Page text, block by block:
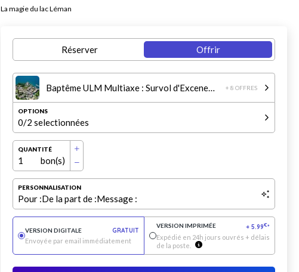
La magie du lac Léman
Réserver Offrir
Baptême ULM Multiaxe : Survol d'Excenevex/Yvoire/Nernier/Thonon (30min) + 8 OFFRES
OPTIONS
0/2 selectionnées
QUANTITÉ
1 bon(s)
PERSONNALISATION
Pour :De la part de :Message :
VERSION DIGITALE
GRATUIT
Envoyée par email immédiatement
VERSION IMPRIMÉE + 5.99€*
Expédié en 24h jours ouvrés + délais
de la poste.